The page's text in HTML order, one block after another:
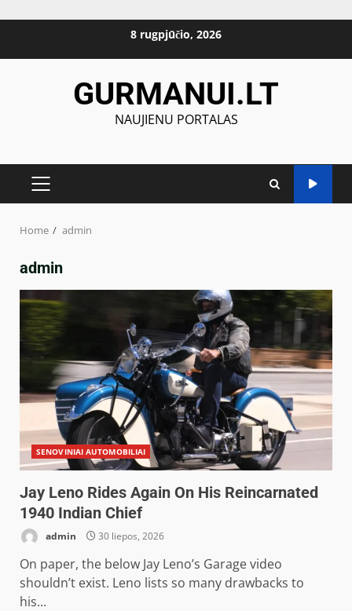
8 rugpjūčio, 2026
GURMANUI.LT
NAUJIENU PORTALAS
PRIMARY
Home admin
admin
SENOVINIAI AUTOMOBILIAI
Jay Leno Rides Again On His Reincarnated
1940 Indian Chief
admin 30 liepos, 2026
On paper, the below Jay Leno’s Garage video
shouldn’t exist. Leno lists so many drawbacks to
his...